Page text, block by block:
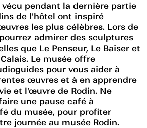
vécu pendant la dernière partie
de l'hôtel ont inspiré
les plus célèbres. Lors de
admirer des sculptures
que Le Penseur, Le Baiser et
Le musée offre
pour vous aider à
œuvres et à en apprendre
et l'œuvre de Rodin. Ne
une pause café à
du musée, pour profiter
journée au musée Rodin.